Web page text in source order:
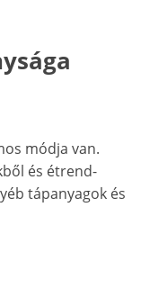
módja van.
és étrend-
tápanyagok és